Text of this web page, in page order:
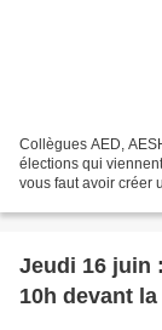
Collègues AED,
élections qui
vous faut avoir créer
Jeudi 16 juin
10h devant